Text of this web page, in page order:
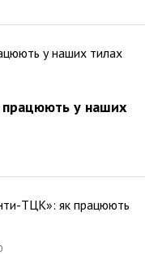
працюють у наших